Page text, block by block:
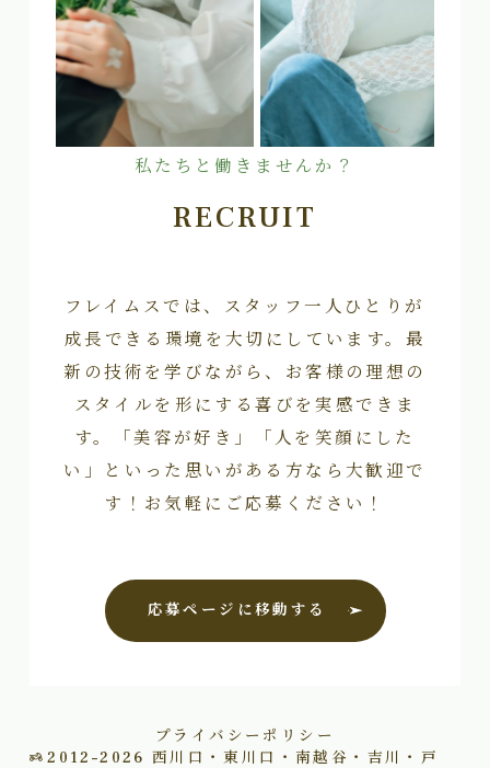
私たちと働きませんか？
RECRUIT
フレイムスでは、スタッフ一人ひとりが
成長できる環境を大切にしています。最
新の技術を学びながら、お客様の理想の
スタイルを形にする喜びを実感できま
す。「美容が好き」「人を笑顔にした
い」といった思いがある方なら大歓迎で
す！お気軽にご応募ください！
応募ページに移動する
プライバシーポリシー
2012–2026 西川口・東川口・南越谷・吉川・戸